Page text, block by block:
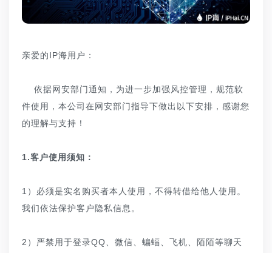
亲爱的IP海用户：
依据网安部门通知，为进一步加强风控管理，规范软
件使用，本公司在网安部门指导下做出以下安排，感谢您
的理解与支持！
1.客户使用须知：
1）必须是实名购买者本人使用，不得转借给他人使用。
我们依法保护客户隐私信息。
2）严禁用于登录QQ、微信、蝙蝠、飞机、陌陌等聊天